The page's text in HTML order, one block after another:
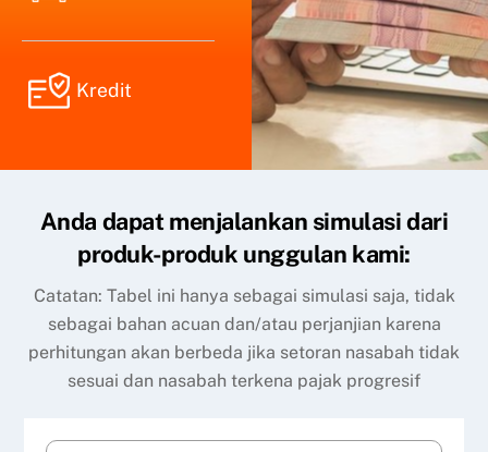
Kredit
Anda dapat menjalankan simulasi dari
produk-produk unggulan kami:
Catatan: Tabel ini hanya sebagai simulasi saja, tidak
sebagai bahan acuan dan/atau perjanjian karena
perhitungan akan berbeda jika setoran nasabah tidak
sesuai dan nasabah terkena pajak progresif